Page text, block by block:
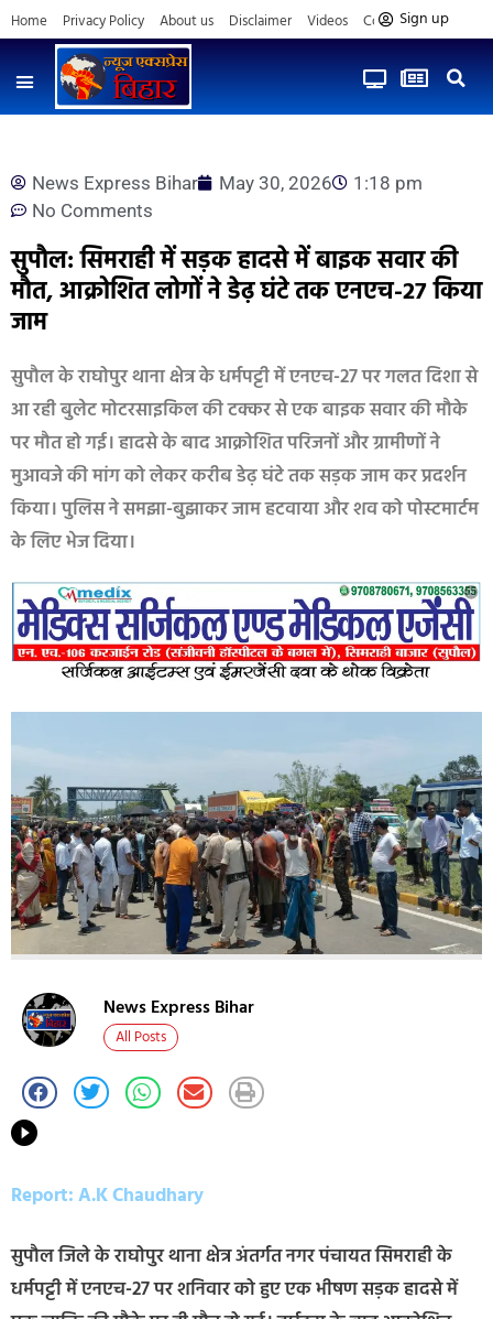
Home Privacy Policy About us Disclaimer Videos Contact us
Sign up
News Express Bihar May 30, 2026
1:18 pm
No Comments
सुपौल: सिमराही में सड़क हादसे में बाइक सवार की
मौत, आक्रोशित लोगों ने डेढ़ घंटे तक एनएच-27 किया
जाम
सुपौल के राघोपुर थाना क्षेत्र के धर्मपट्टी में एनएच-27 पर गलत दिशा से
आ रही बुलेट मोटरसाइकिल की टक्कर से एक बाइक सवार की मौके
पर मौत हो गई। हादसे के बाद आक्रोशित परिजनों और ग्रामीणों ने
मुआवजे की मांग को लेकर करीब डेढ़ घंटे तक सड़क जाम कर प्रदर्शन
किया। पुलिस ने समझा-बुझाकर जाम हटवाया और शव को पोस्टमार्टम
के लिए भेज दिया।
News Express Bihar
All Posts
Report: A.K Chaudhary
सुपौल जिले के राघोपुर थाना क्षेत्र अंतर्गत नगर पंचायत सिमराही के
धर्मपट्टी में एनएच-27 पर शनिवार को हुए एक भीषण सड़क हादसे में